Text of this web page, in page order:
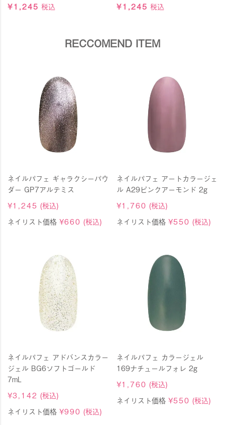
¥1,245 税込 ¥1,245 税込
RECCOMEND ITEM
ネイルパフェ ギャラクシーパウ
ダー GP7アルテミス
¥1,245 (税込)
ネイリスト価格 ¥660 (税込)
ネイルパフェ アートカラージェ
ル A29ピンクアーモンド 2g
¥1,760 (税込)
ネイリスト価格 ¥550 (税込)
ネイルパフェ アドバンスカラー
ジェル BG6ソフトゴールド
7mL
¥3,142 (税込)
ネイリスト価格 ¥990 (税込)
ネイルパフェ カラージェル
169ナチュールフォレ 2g
¥1,760 (税込)
ネイリスト価格 ¥550 (税込)